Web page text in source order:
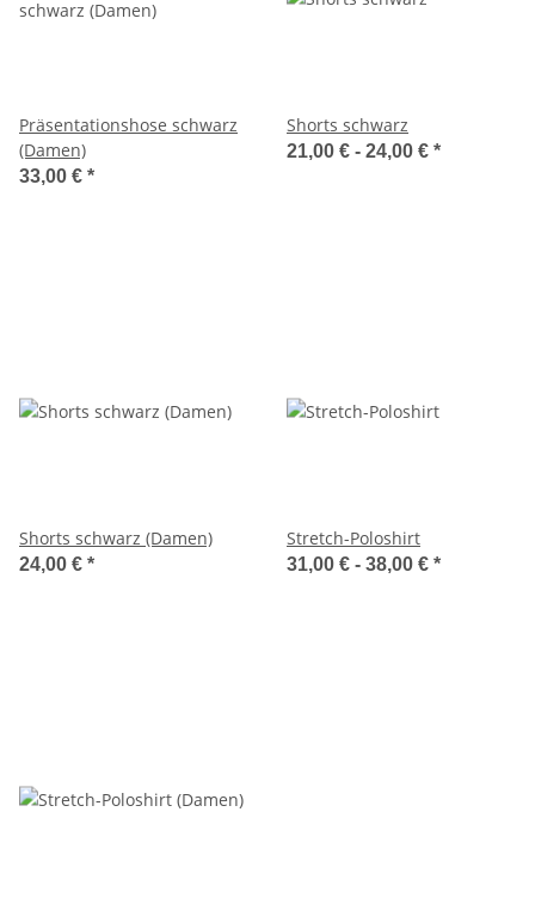
Präsentationshose schwarz
(Damen)
33,00 € *
Shorts schwarz
21,00 € - 24,00 € *
Shorts schwarz (Damen)
24,00 € *
Stretch-Poloshirt
31,00 € - 38,00 € *